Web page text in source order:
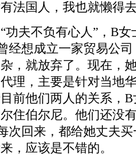
法国人，我也就懒得
夫不负有心人”，B女
经想成立一家贸易公
，就放弃了。现在，
理，主要是针对当地
前他们两人的关系，
住伯尔尼。他们还没
次回来，都给她丈夫
，应该是不错的。